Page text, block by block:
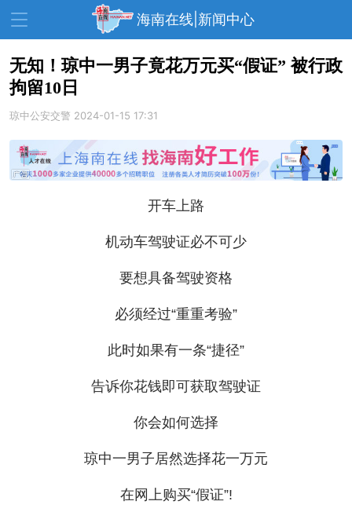
海南在线|新闻中心
资讯中心
教育 健康 房产
天涯企服
无知！琼中一男子竟花万元买“假证” 被行政
拘留10日
琼中公安交警 2024-01-15 17:31
开车上路
机动车驾驶证必不可少
要想具备驾驶资格
必须经过“重重考验”
此时如果有一条“捷径”
告诉你花钱即可获取驾驶证
你会如何选择
琼中一男子居然选择花一万元
在网上购买“假证”!